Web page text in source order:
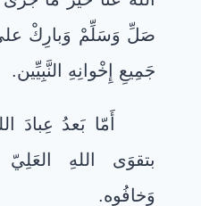
صَلِّ وَسَلِّمْ وَبارِكْ
جَمِيعِ إِخْوانِهِ النَّبِيِّين.
أَمّا بَعدُ عِبادَ
بتقوَى اللهِ العَلِيّ
وَخافُوه.